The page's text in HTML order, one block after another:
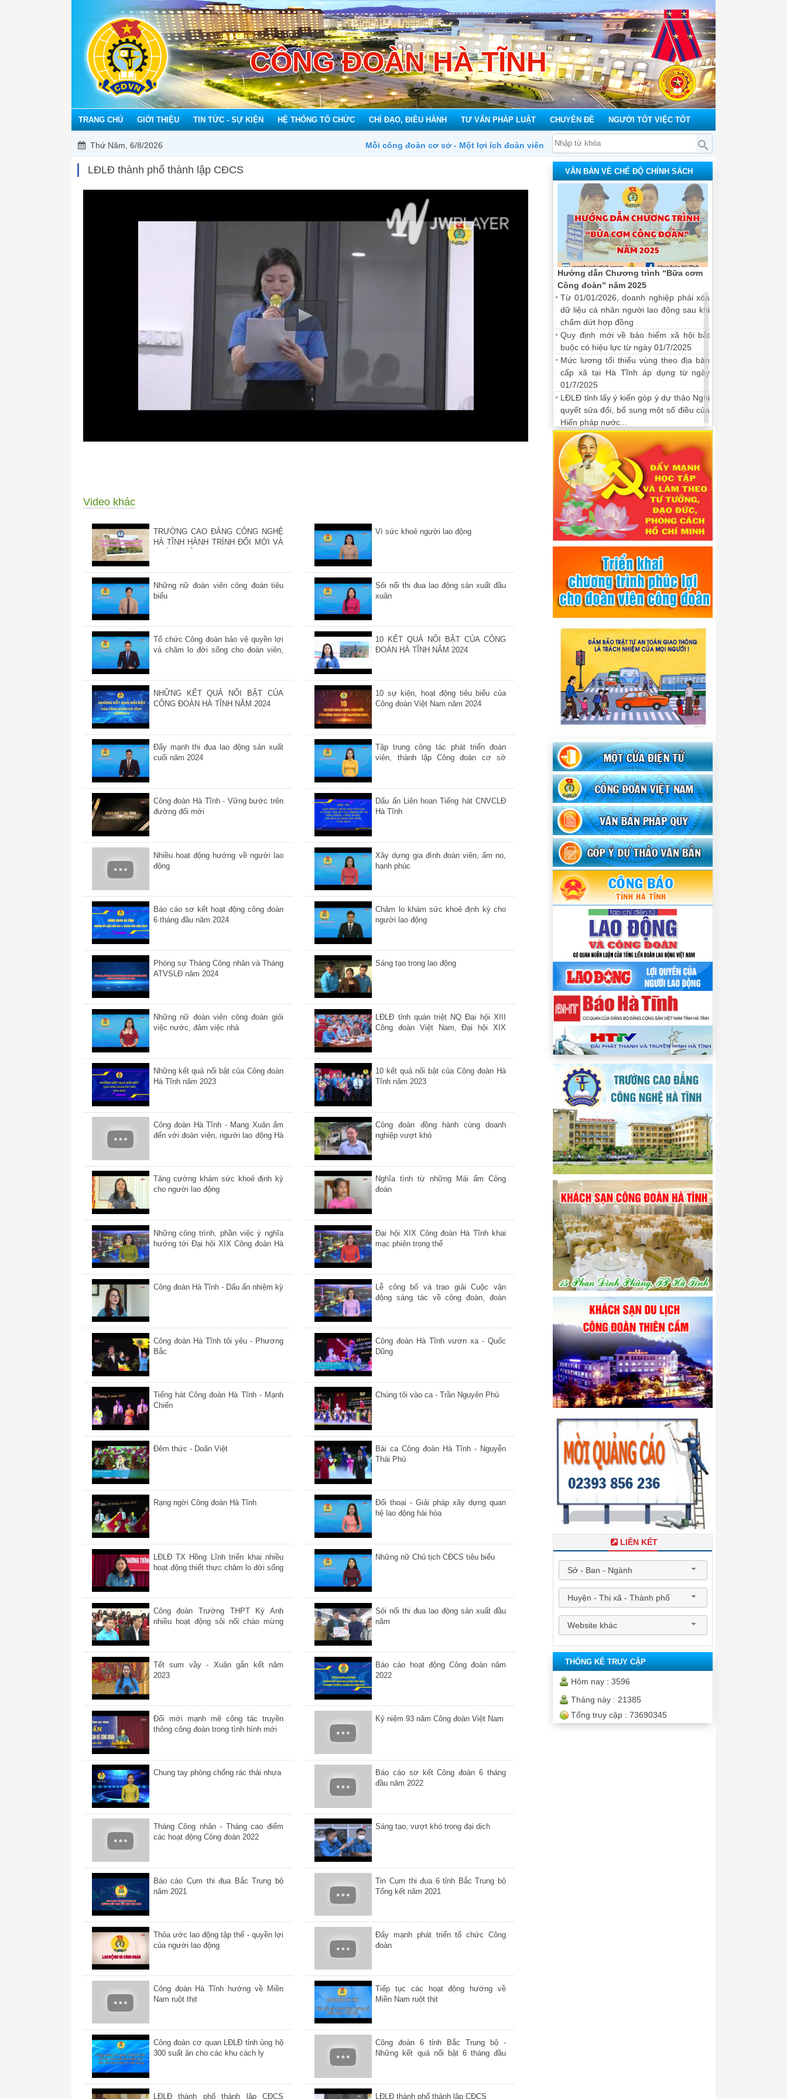
CÔNG ĐOÀN HÀ TĨNH
TRANG CHỦ GIỚI THIỆU TIN TỨC - SỰ KIỆN HỆ THỐNG TỔ CHỨC CHỈ ĐẠO, ĐIỀU HÀNH TƯ VẤN PHÁP LUẬT CHUYÊN ĐỀ NGƯỜI TỐT VIỆC TỐT
Thứ Năm, 6/8/2026 Mỗi công đoàn cơ sở - Một lợi ích đoàn viên
LĐLĐ thành phố thành lập CĐCS
Video khác
TRƯỜNG CAO ĐẲNG CÔNG NGHỆ
HÀ TĨNH HÀNH TRÌNH ĐỔI MỚI VÀ
Vì sức khoẻ người lao động
Những nữ đoàn viên công đoàn tiêu
biểu
Sôi nổi thi đua lao động sản xuất đầu
xuân
Tổ chức Công đoàn bảo vệ quyền lợi
và chăm lo đời sống cho đoàn viên,
10 KẾT QUẢ NỔI BẬT CỦA CÔNG
ĐOÀN HÀ TĨNH NĂM 2024
NHỮNG KẾT QUẢ NỔI BẬT CỦA
CÔNG ĐOÀN HÀ TĨNH NĂM 2024
10 sự kiện, hoạt động tiêu biểu của
Công đoàn Việt Nam năm 2024
Đẩy mạnh thi đua lao động sản xuất
cuối năm 2024
Tập trung công tác phát triển đoàn
viên, thành lập Công đoàn cơ sở
nạp
Công đoàn Hà Tĩnh - Vững bước trên
đường đổi mới
Dấu ấn Liên hoan Tiếng hát CNVCLĐ
Hà Tĩnh
Nhiều hoạt động hướng về người lao
động
Xây dựng gia đình đoàn viên, ấm no,
hạnh phúc
Báo cáo sơ kết hoạt động công đoàn
6 tháng đầu năm 2024
Chăm lo khám sức khoẻ định kỳ cho
người lao động
Phóng sự Tháng Công nhân và Tháng
ATVSLĐ năm 2024
Sáng tạo trong lao động
Những nữ đoàn viên công đoàn giỏi
việc nước, đảm việc nhà
LĐLĐ tỉnh quán triệt NQ Đại hội XIII
Công đoàn Việt Nam, Đại hội XIX
Những kết quả nổi bật của Công đoàn
Hà Tĩnh năm 2023
10 kết quả nổi bật của Công đoàn Hà
Tĩnh năm 2023
Công đoàn Hà Tĩnh - Mang Xuân ấm
đến với đoàn viên, người lao động Hà
Công đoàn đồng hành cùng doanh
nghiệp vượt khó
Tăng cường khám sức khoẻ định kỳ
cho người lao động
Nghĩa tình từ những Mái ấm Công
đoàn
Những công trình, phần việc ý nghĩa
hướng tới Đại hội XIX Công đoàn Hà
Đại hội XIX Công đoàn Hà Tĩnh khai
mạc phiên trọng thể
Công đoàn Hà Tĩnh - Dấu ấn nhiệm kỳ
Lễ công bố và trao giải Cuộc vận
động sáng tác về công đoàn, đoàn
Công đoàn Hà Tĩnh tôi yêu - Phương
Bắc
Công đoàn Hà Tĩnh vươn xa - Quốc
Dũng
Tiếng hát Công đoàn Hà Tĩnh - Mạnh
Chiến
Chúng tôi vào ca - Trần Nguyên Phú
Đêm thức - Doãn Việt
Bài ca Công đoàn Hà Tĩnh - Nguyễn
Thái Phú
Rạng ngời Công đoàn Hà Tĩnh
Đối thoại - Giải pháp xây dựng quan
hệ lao động hài hòa
LĐLĐ TX Hồng Lĩnh triển khai nhiều
hoạt động thiết thực chăm lo đời sống
Những nữ Chủ tịch CĐCS tiêu biểu
Công đoàn Trường THPT Kỳ Anh
nhiều hoạt động sôi nổi chào mừng
Sôi nổi thi đua lao động sản xuất đầu
năm
Tết sum vầy - Xuân gắn kết năm
2023
Báo cáo hoạt động Công đoàn năm
2022
Đổi mới mạnh mẽ công tác truyền
thông công đoàn trong tình hình mới
Kỷ niệm 93 năm Công đoàn Việt Nam
Chung tay phòng chống rác thải nhựa
Báo cáo sơ kết Công đoàn 6 tháng
đầu năm 2022
Tháng Công nhân - Tháng cao điểm
các hoạt động Công đoàn 2022
Sáng tạo, vượt khó trong đại dịch
Báo cáo Cụm thi đua Bắc Trung bộ
năm 2021
Tin Cụm thi đua 6 tỉnh Bắc Trung bộ
Tổng kết năm 2021
Thỏa ước lao động tập thể - quyền lợi
của người lao động
Đẩy mạnh phát triển tổ chức Công
đoàn
Công đoàn Hà Tĩnh hướng về Miền
Nam ruột thịt
Tiếp tục các hoạt động hướng về
Miền Nam ruột thịt
Công đoàn cơ quan LĐLĐ tỉnh ủng hộ
300 suất ăn cho các khu cách ly
Công đoàn 6 tỉnh Bắc Trung bộ -
Những kết quả nổi bật 6 tháng đầu
LĐLĐ thành phố thành lập CĐCS LĐLĐ thành phố thành lập CĐCS
VĂN BẢN VỀ CHẾ ĐỘ CHÍNH SÁCH
Hướng dẫn Chương trình “Bữa cơm
Công đoàn” năm 2025
Từ 01/01/2026, doanh nghiệp phải xóa
dữ liệu cá nhân người lao động sau khi
chấm dứt hợp đồng
Quy định mới về bảo hiểm xã hội bắt
buộc có hiệu lực từ ngày 01/7/2025
Mức lương tối thiểu vùng theo địa bàn
cấp xã tại Hà Tĩnh áp dụng từ ngày
01/7/2025
LĐLĐ tỉnh lấy ý kiến góp ý dự thảo Nghị
quyết sửa đổi, bổ sung một số điều của
Hiến pháp nước...
LIÊN KẾT
Sở - Ban - Ngành
Huyện - Thị xã - Thành phố
Website khác
THỐNG KÊ TRUY CẬP
Hôm nay : 3596
Tháng này : 21385
Tổng truy cập : 73690345